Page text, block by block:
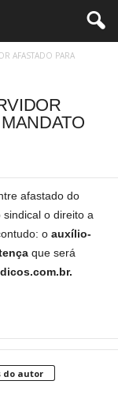
AFASTADO PARA
afastado do
o direito a
o auxílio-
que será
do autor